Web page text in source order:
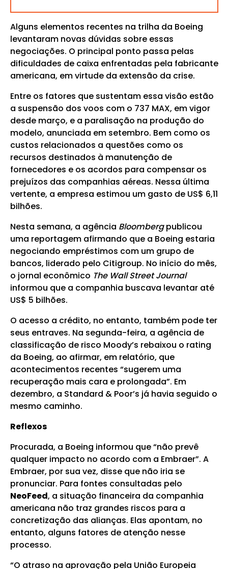
Alguns elementos recentes na trilha da Boeing
levantaram novas dúvidas sobre essas
negociações. O principal ponto passa pelas
dificuldades de caixa enfrentadas pela fabricante
americana, em virtude da extensão da crise.
Entre os fatores que sustentam essa visão estão
a suspensão dos voos com o 737 MAX, em vigor
desde março, e a paralisação na produção do
modelo, anunciada em setembro. Bem como os
custos relacionados a questões como os
recursos destinados à manutenção de
fornecedores e os acordos para compensar os
prejuízos das companhias aéreas. Nessa última
vertente, a empresa estimou um gasto de US$ 6,11
bilhões.
Nesta semana, a agência Bloombergpublicou
uma reportagem afirmando que a Boeing estaria
negociando empréstimos com um grupo de
bancos, liderado pelo Citigroup. No início do mês,
o jornal econômico The Wall Street Journal
informou que a companhia buscava levantar até
US$ 5 bilhões.
O acesso a crédito, no entanto, também pode ter
seus entraves. Na segunda-feira, a agência de
classificação de risco Moody’s rebaixou o rating
da Boeing, ao afirmar, em relatório, que
acontecimentos recentes “sugerem uma
recuperação mais cara e prolongada”. Em
dezembro, a Standard & Poor’s já havia seguido o
mesmo caminho.
Reflexos
Procurada, a Boeing informou que “não prevê
qualquer impacto no acordo com a Embraer”. A
Embraer, por sua vez, disse que não iria se
pronunciar. Para fontes consultadas pelo
NeoFeed, a situação financeira da companhia
americana não traz grandes riscos para a
concretização das alianças. Elas apontam, no
entanto, alguns fatores de atenção nesse
processo.
“O atraso na aprovação pela União Europeia